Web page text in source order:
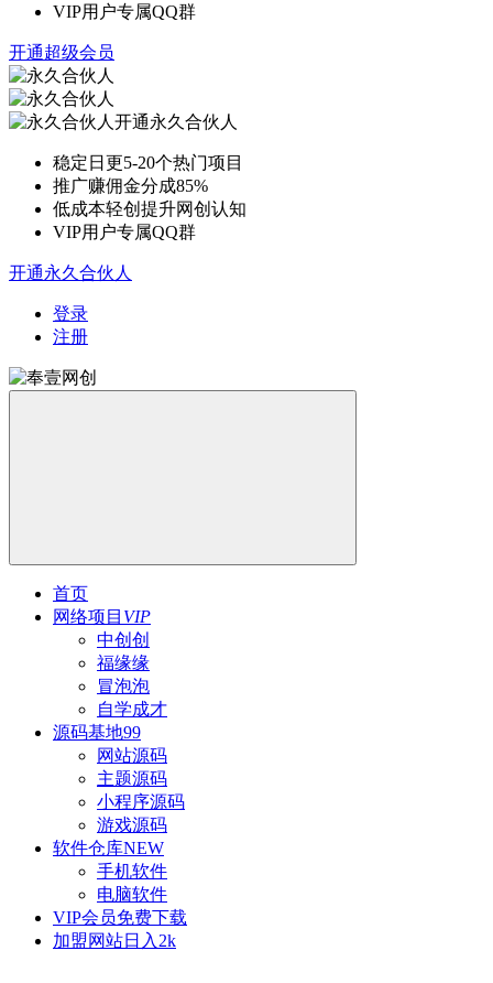
VIP用户专属QQ群
开通超级会员
开通永久合伙人
稳定日更5-20个热门项目
推广赚佣金分成85%
低成本轻创提升网创认知
VIP用户专属QQ群
开通永久合伙人
登录
注册
首页
网络项目 VIP
中创创
福缘缘
冒泡泡
自学成才
源码基地99
网站源码
主题源码
小程序源码
游戏源码
软件仓库NEW
手机软件
电脑软件
VIP会员免费下载
加盟网站日入2k